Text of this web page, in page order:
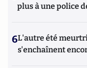
plus à une police
6L'autre été
s'enchaînent